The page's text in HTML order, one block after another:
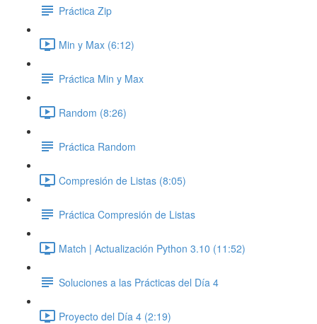
Práctica Zip
Min y Max (6:12)
Práctica Min y Max
Random (8:26)
Práctica Random
Compresión de Listas (8:05)
Práctica Compresión de Listas
Match | Actualización Python 3.10 (11:52)
Soluciones a las Prácticas del Día 4
Proyecto del Día 4 (2:19)